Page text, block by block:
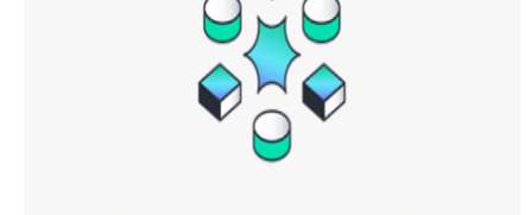
Supportinformationen, sodass jeder Ihrer IT-Mitarbeiter
kommerziell verfügbare, wichtige Informationen lokalisieren